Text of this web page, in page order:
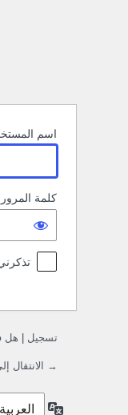
اسم
كلمة المرور
تسجيل هل
→ الانتقال
اللغة